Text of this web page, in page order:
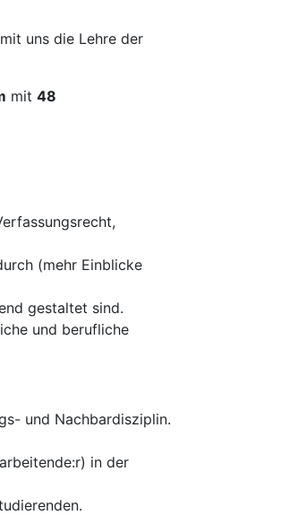
uns die Lehre der
mit 48
(mehr Einblicke
gestaltet sind.
und berufliche
und Nachbardisziplin.
in der